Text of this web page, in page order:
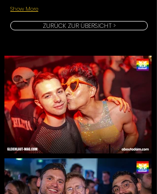
Show More
ZURÜCK ZUR ÜBERSICHT >